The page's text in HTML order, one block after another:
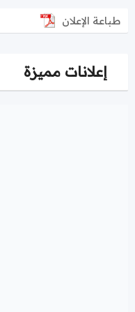
طباعة الإعلان
إعلانات مميزة